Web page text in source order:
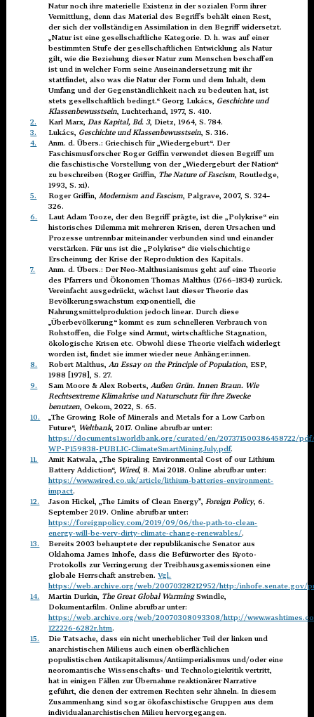
Natur noch ihre materielle Existenz in der sozialen Form ihrer
Vermittlung, denn das Material des Begriffs behält einen Rest,
der sich der vollständigen Assimilation in den Begriff widersetzt.
„Natur ist eine gesellschaftliche Kategorie. D. h. was auf einer
bestimmten Stufe der gesellschaftlichen Entwicklung als Natur
gilt, wie die Beziehung dieser Natur zum Menschen beschaffen
ist und in welcher Form seine Auseinandersetzung mit ihr
stattfindet, also was die Natur der Form und dem Inhalt, dem
Umfang und der Gegenständlichkeit nach zu bedeuten hat, ist
stets gesellschaftlich bedingt.“ Georg Lukács, Geschichte und
Klassenbewusstsein , Luchterhand, 1977, S. 410.
2.
Karl Marx, Das Kapital, Bd. 3, Dietz, 1964, S. 784.
3.
Lukács, Geschichte und Klassenbewusstsein , S. 316.
4.
Anm. d. Übers.: Griechisch für „Wiedergeburt“. Der
Faschismusforscher Roger Griffin verwendet diesen Begriff um
die faschistische Vorstellung von der „Wiedergeburt der Nation“
zu beschreiben (Roger Griffin, The Nature of Fascism , Routledge,
1993, S. xi).
5.
Roger Griffin, Modernism and Fascism , Palgrave, 2007, S. 324–
326.
6.
Laut Adam Tooze, der den Begriff prägte, ist die „Polykrise“ ein
historisches Dilemma mit mehreren Krisen, deren Ursachen und
Prozesse untrennbar miteinander verbunden sind und einander
verstärken. Für uns ist die „Polykrise“ die vielschichtige
Erscheinung der Krise der Reproduktion des Kapitals.
7.
Anm. d. Übers.: Der Neo-Malthusianismus geht auf eine Theorie
des Pfarrers und Ökonomen Thomas Malthus (1766–1834) zurück.
Vereinfacht ausgedrückt, wächst laut dieser Theorie das
Bevölkerungswachstum exponentiell, die
Nahrungsmittelproduktion jedoch linear. Durch diese
„Überbevölkerung“ kommt es zum schnelleren Verbrauch von
Rohstoffen, die Folge sind Armut, wirtschaftliche Stagnation,
ökologische Krisen etc. Obwohl diese Theorie vielfach widerlegt
worden ist, findet sie immer wieder neue Anhänger:innen.
8.
Robert Malthus, An Essay on the Principle of Population , ESP,
1988 [1978], S. 27.
9.
Sam Moore & Alex Roberts, Außen Grün. Innen Braun. Wie
Rechtsextreme Klimakrise und Naturschutz für ihre Zwecke
benutzen , Oekom, 2022, S. 65.
10.
„The Growing Role of Minerals and Metals for a Low Carbon
Future“, Weltbank, 2017. Online abrufbar unter:
https://documents1.worldbank.org/curated/en/207371500386458722/pdf/
WP-P159838-PUBLIC-ClimateSmartMiningJuly.pdf.
11.
Amit Katwala, „The Spiraling Environmental Cost of our Lithium
Battery Addiction“, Wired, 8. Mai 2018. Online abrufbar unter:
https://www.wired.co.uk/article/lithium-batteries-environment-
impact.
12.
Jason Hickel, „The Limits of Clean Energy”, Foreign Policy, 6.
September 2019. Online abrufbar unter:
https://foreignpolicy.com/2019/09/06/the-path-to-clean-
energy-will-be-very-dirty-climate-change-renewables/.
13.
Bereits 2003 behauptete der republikanische Senator aus
Oklahoma James Inhofe, dass die Befürworter des Kyoto-
Protokolls zur Verringerung der Treibhausgasemissionen eine
globale Herrschaft anstreben.Vgl.
https://web.archive.org/web/20070328212952/http:/inhofe.senate.gov/
14.
Martin Durkin, The Great Global WarmingSwindle,
Dokumentarfilm. Online abrufbar unter:
https://web.archive.org/web/20070308093308/http://
122226-6282r.htm.
15.
Die Tatsache, dass ein nicht unerheblicher Teil der linken und
anarchistischen Milieus auch einen oberflächlichen
populistischen Antikapitalismus/Antiimperialismus und/oder eine
neoromantische Wissenschafts- und Technologiekritik vertritt,
hat in einigen Fällen zur Übernahme reaktionärer Narrative
geführt, die denen der extremen Rechten sehr ähneln. In diesem
Zusammenhang sind sogar ökofaschistische Gruppen aus dem
individualanarchistischen Milieu hervorgegangen.